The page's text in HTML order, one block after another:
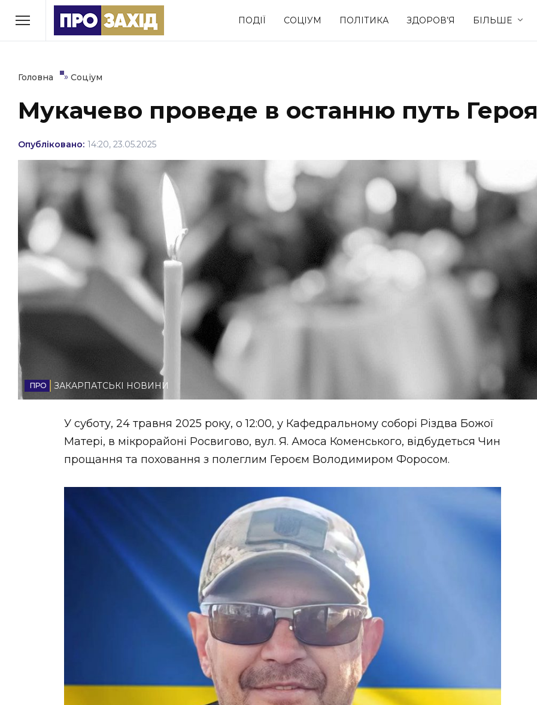
ПОДІЇ СОЦІУМ ПОЛІТИКА ЗДОРОВ’Я БІЛЬШЕ
РУБРИКИ
Економіка
Політика Соціум Спорт Стиль життя
(відеоверсія)
ЗАКАРПАТСЬКІ НОВИНИ
НОВИНИ ЗАХІДНОЇ УКРАЇНИ
Головна » Соціум
Мукачево проведе в останню путь Героя
Опубліковано: 14:20, 23.05.2025
ЗАКАРПАТСЬКІ НОВИНИ
У суботу, 24 травня 2025 року, о 12:00, у Кафедральному соборі Різдва Божої
Матері, в мікрорайоні Росвигово, вул. Я. Амоса Коменського, відбудеться Чин
прощання та поховання з полеглим Героєм Володимиром Форосом.